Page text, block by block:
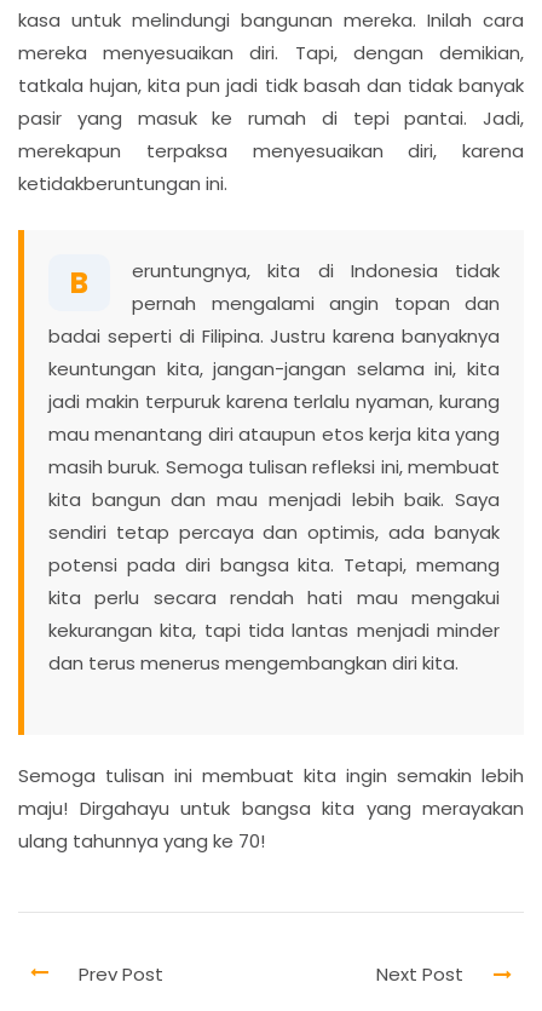
kasa untuk melindungi bangunan mereka. Inilah cara
mereka menyesuaikan diri. Tapi, dengan demikian,
tatkala hujan, kita pun jadi tidk basah dan tidak banyak
pasir yang masuk ke rumah di tepi pantai. Jadi,
merekapun terpaksa menyesuaikan diri, karena
ketidakberuntungan ini.
B
eruntungnya, kita di Indonesia tidak
pernah mengalami angin topan dan
badai seperti di Filipina. Justru karena banyaknya
keuntungan kita, jangan-jangan selama ini, kita
jadi makin terpuruk karena terlalu nyaman, kurang
mau menantang diri ataupun etos kerja kita yang
masih buruk. Semoga tulisan refleksi ini, membuat
kita bangun dan mau menjadi lebih baik. Saya
sendiri tetap percaya dan optimis, ada banyak
potensi pada diri bangsa kita. Tetapi, memang
kita perlu secara rendah hati mau mengakui
kekurangan kita, tapi tida lantas menjadi minder
dan terus menerus mengembangkan diri kita.
Semoga tulisan ini membuat kita ingin semakin lebih
maju! Dirgahayu untuk bangsa kita yang merayakan
ulang tahunnya yang ke 70!